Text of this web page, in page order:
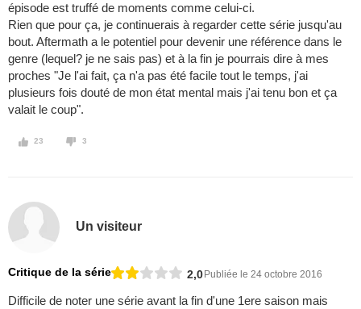
épisode est truffé de moments comme celui-ci.
Rien que pour ça, je continuerais à regarder cette série jusqu'au
bout. Aftermath a le potentiel pour devenir une référence dans le
genre (lequel? je ne sais pas) et à la fin je pourrais dire à mes
proches "Je l'ai fait, ça n'a pas été facile tout le temps, j'ai
plusieurs fois douté de mon état mental mais j'ai tenu bon et ça
valait le coup".
23 3
Un visiteur
Critique de la série 2,0Publiée le 24 octobre 2016
Difficile de noter une série avant la fin d'une 1ere saison mais